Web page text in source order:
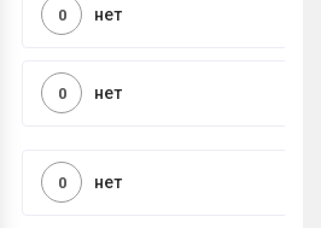
нет
0
нет
0
нет
0